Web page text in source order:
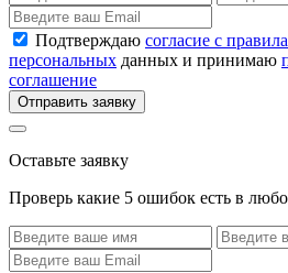
Подтверждаю согласие с
персональных данных и принимаю
соглашение
Отправить заявку
Оставьте заявку
Проверь какие 5 ошибок есть в